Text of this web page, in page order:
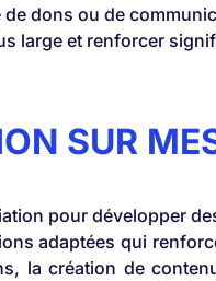
de dons ou de
large et renforcer
SUR
pour développer
adaptées qui
la création de